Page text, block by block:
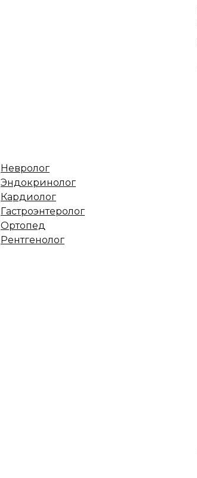
Невролог
Эндокринолог
Кардиолог
Гастроэнтеролог
Ортопед
Рентгенолог